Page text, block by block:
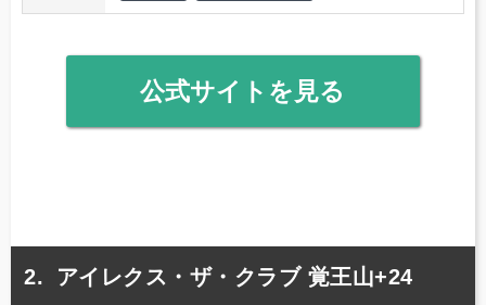
公式サイトを見る
アイレクス・ザ・クラブ 覚王山+24